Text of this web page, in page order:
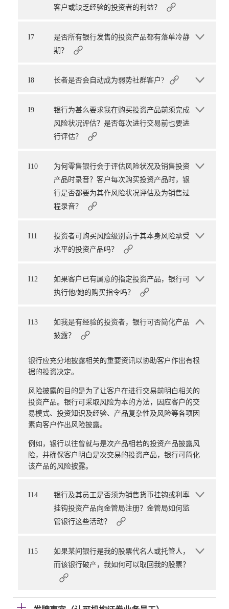
客户或缺乏经验的投资者的利益？
I7
是否所有银行发售的投资产品都有落单冷静
期？
I8 长者是否会自动成为弱势社群客户?
I9
银行为甚么要求我在购买投资产品前须完成
风险状况评估？是否每次进行交易前也要进
行评估？
I10
为何零售银行会于评估风险状况及销售投资
产品时录音？客户每次购买投资产品时，银
行是否都要为其作风险状况评估及为销售过
程录音？
I11
投资者可购买风险级别高于其本身风险承受
水平的投资产品吗？
I12
如果客户已有属意的指定投资产品，银行可
执行他/她的购买指令吗？
I13
如我是有经验的投资者，银行可否简化产品
披露？
银行应充分地披露相关的重要资讯以协助客户作出有根
据的投资决定。
风险披露的目的是为了让客户在进行交易前明白相关的
投资产品。银行可采取风险为本的方法，因应客户的交
易模式、投资知识及经验、产品复杂性及风险等各项因
素向客户作出风险披露。
例如，银行以往曾就与是次产品相若的投资产品披露风
险，并确保客户明白是次交易的投资产品，银行可简化
该产品的风险披露。
I14
银行及其员工是否须为销售货币挂钩或利率
挂钩投资产品向金管局注册？金管局如何监
管银行这些活动？
I15
如果某间银行是我的股票代名人或托管人，
而该银行破产，我如何可以取回我的股票？